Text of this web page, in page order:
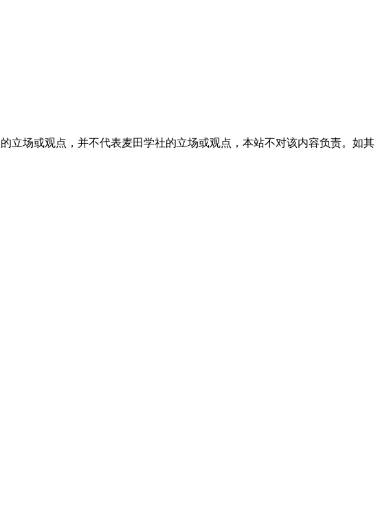
立场或观点，并不代表麦田学社的立场或观点，本站不对该内容负责。如其